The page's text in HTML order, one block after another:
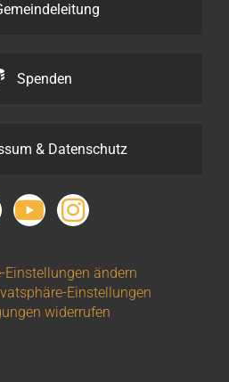
Spenden
& Datenschutz
Einstellungen ändern
Einstellungen
widerrufen